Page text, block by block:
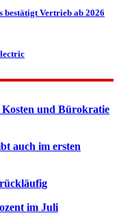
Vertrieb ab 2026
Kosten und Bürokratie
auch im ersten
im Juli